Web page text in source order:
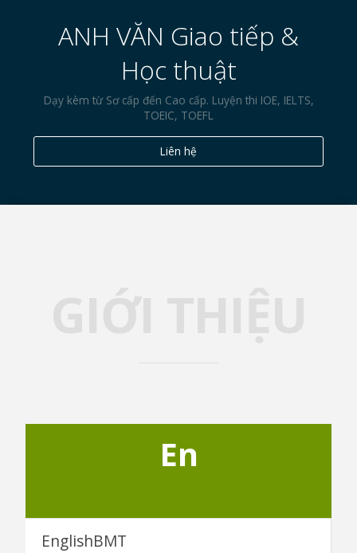
ANH VĂN Giao tiếp &
Học thuật
Dạy kèm từ Sơ cấp đến Cao cấp. Luyện thi IOE, IELTS,
TOEIC, TOEFL
Liên hệ
En
EnglishBMT